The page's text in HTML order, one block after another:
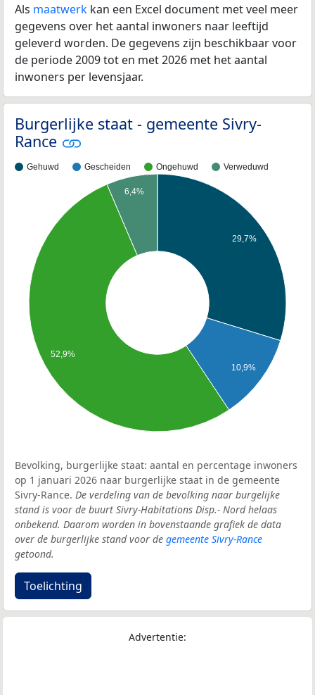
Als maatwerk kan een Excel document met veel meer
gegevens over het aantal inwoners naar leeftijd
geleverd worden. De gegevens zijn beschikbaar voor
de periode 2009 tot en met 2026 met het aantal
inwoners per levensjaar.
Burgerlijke staat - gemeente Sivry-
Rance
Gehuwd Gescheiden Ongehuwd Verweduwd
29,7%
10,9%
6,4%
52,9%
Bevolking, burgerlijke staat: aantal en percentage inwoners
op 1 januari 2026 naar burgerlijke staat in de gemeente
Sivry-Rance. De verdeling van de bevolking naar burgelijke
stand is voor de buurt Sivry-Habitations Disp.- Nord helaas
onbekend. Daarom worden in bovenstaande grafiek de data
over de burgerlijke stand voor de gemeente Sivry-Rance
getoond.
Toelichting
Advertentie: